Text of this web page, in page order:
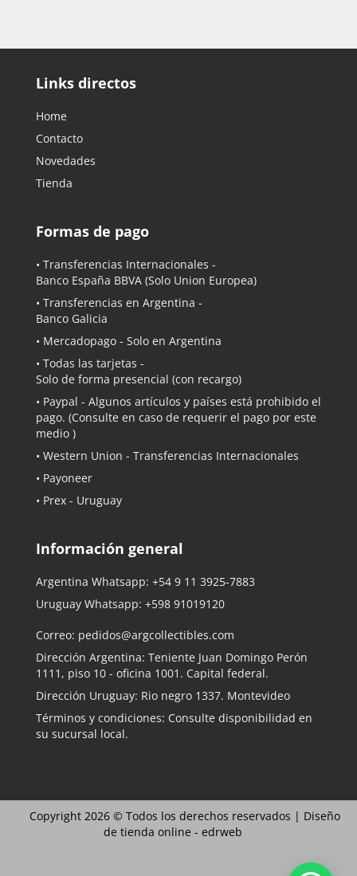
Links directos
Home
Contacto
Novedades
Tienda
Formas de pago
• Transferencias Internacionales -
Banco España BBVA (Solo Union Europea)
• Transferencias en Argentina -
Banco Galicia
• Mercadopago - Solo en Argentina
• Todas las tarjetas -
Solo de forma presencial (con recargo)
• Paypal - Algunos artículos y países está prohibido el
pago. (Consulte en caso de requerir el pago por este
medio )
• Western Union - Transferencias Internacionales
• Payoneer
• Prex - Uruguay
Información general
Argentina Whatsapp: +54 9 11 3925-7883
Uruguay Whatsapp: +598 91019120
Correo: pedidos@argcollectibles.com
Dirección Argentina: Teniente Juan Domingo Perón
1111, piso 10 - oficina 1001. Capital federal.
Dirección Uruguay: Rio negro 1337. Montevideo
Términos y condiciones: Consulte disponibilidad en
su sucursal local.
Copyright 2026 © Todos los derechos reservados | Diseño
de tienda online - edrweb